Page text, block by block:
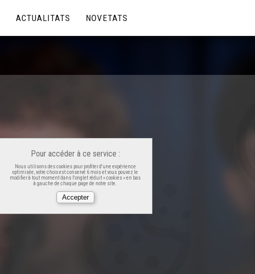
ACTUALITATS NOVETATS
Pour accéder à ce service :
Nous utilisons des cookies pour profiter d'une expérience
optimisée, votre choix est conservé 6 mois et vous pouvez le
modifier à tout moment dans l'onglet réduit « cookies » en bas
à gauche de chaque page de notre site.